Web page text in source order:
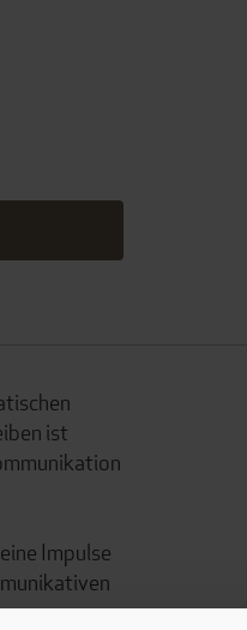
ist
Impulse